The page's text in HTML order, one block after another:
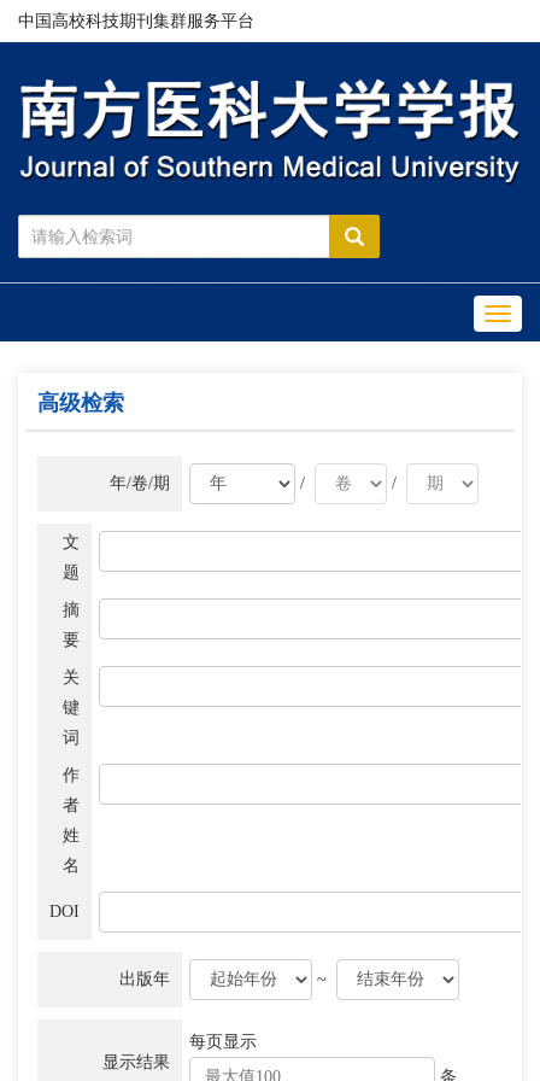
中国高校科技期刊集群服务平台
高级检索
年/卷/期 / /
文
题
摘
要
关
键
词
作
者
姓
名
DOI
出版年 ~
显示结果
每页显示
条